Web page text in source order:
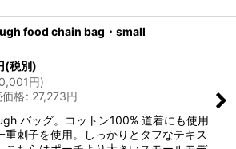
food chain bag・small
(税別)
円)
格: 27,273円
バッグ。コットン100% 道着にも使用
重刺子を使用。しっかりとタフなテキス